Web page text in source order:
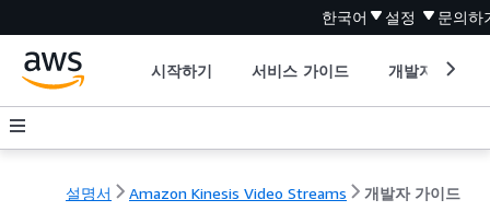
한국어 설정 문의하
시작하기 서비스 가이드 개발자 도구
설명서 Amazon Kinesis Video Streams 개발자 가이드